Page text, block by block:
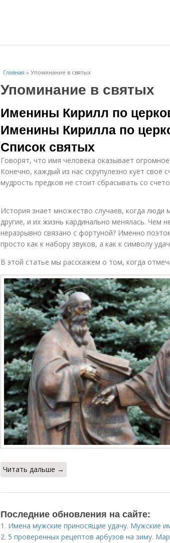
Главная » Упоминание в святых
Упоминание в святых
Именины Кирилл по
Именины Кирилла по
Список святых
Говорят, что имя человека оказывает
Конечно, каждый из нас скрупулезно куёт своё
мудрость предков не стоит сбрасывать со
История знает множество случаев, когда
другие, и их жизнь кардинально менялась. Чем
неразрывно связано с фортуной? Именно
просто как к набору звуков, а как к символу
В этой статье мы расскажем о том, когда
Читать дальше →
Последние обновления на сайте:
1. Имена мужские приносящие удачу. Мужские
2. 5 проверенных рецептов арбузов на зиму.